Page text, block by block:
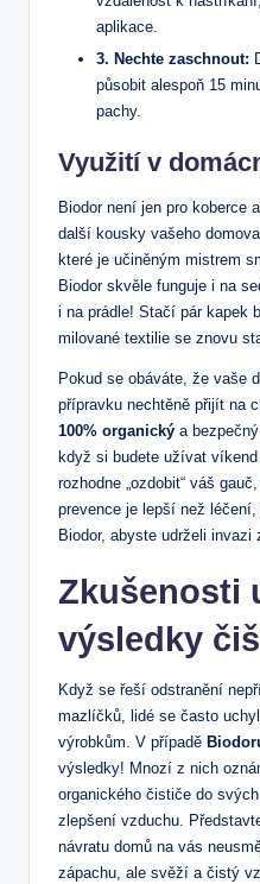
aplikace.
3. Nechte zaschnout:
působit alespoň 15
pachy.
Využití v
Biodor není jen pro koberce
další kousky vašeho
které je učiněným mistrem
Biodor skvěle funguje i na
i na prádle! Stačí pár kapek
milované textilie se znovu
Pokud se obáváte, že vaše
přípravku nechtěně přijít na
100% organický a
když si budete užívat
rozhodne „ozdobit“ váš
prevence je lepší než
Biodor, abyste udrželi
Zkušenosti
výsledky
Když se řeší odstranění
mazlíčků, lidé se často
výrobkům. V případě
výsledky! Mnozí z nich
organického čističe do
zlepšení vzduchu.
návratu domů na vás
zápachu, ale svěží a čistý